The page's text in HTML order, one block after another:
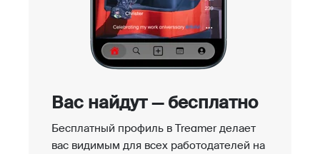
Вас найдут — бесплатно
Бесплатный профиль в Treamer делает
вас видимым для всех работодателей на